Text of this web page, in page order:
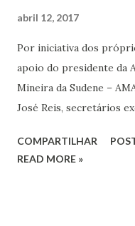
abril 12, 2017
Por iniciativa dos
apoio do presidente da
Mineira da Sudene –
José Reis, secretários
na sede da AMAMS. Os
COMPARTILHAR
READ MORE »